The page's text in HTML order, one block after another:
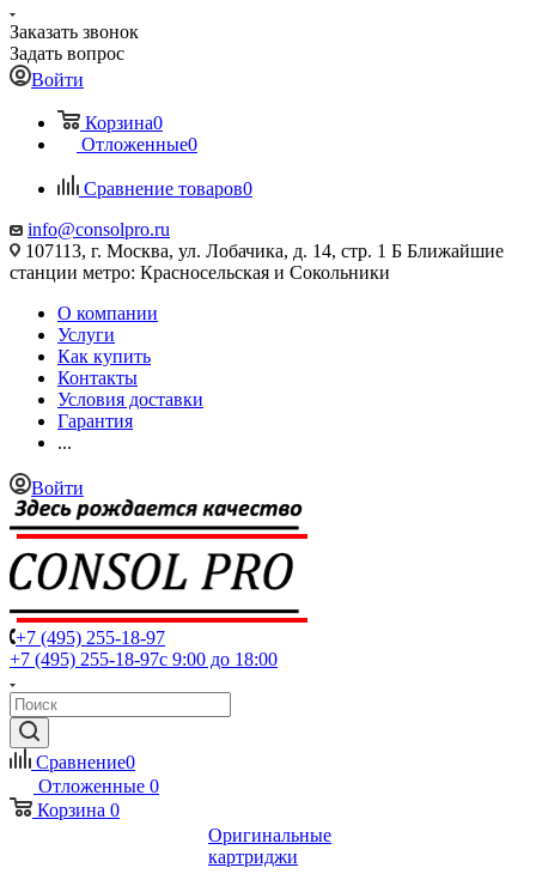
Заказать звонок
Задать вопрос
Войти
Корзина0
Отложенные0
Сравнение товаров0
info@consolpro.ru
107113, г. Москва, ул. Лобачика, д. 14, стр. 1 Б Ближайшие
станции метро: Красносельская и Сокольники
О компании
Услуги
Как купить
Контакты
Условия доставки
Гарантия
...
Войти
+7 (495) 255-18-97
+7 (495) 255-18-97с 9:00 до 18:00
Сравнение0
Отложенные 0
Корзина 0
Оригинальные
картриджи